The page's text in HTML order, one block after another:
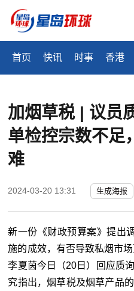
首页 快讯 时事 香港
加烟草税 | 议员
单检控宗数不足
难
2024-03-20 13:31 生成海报
新一份《财政预算案》提出
施的成效，有否导致私烟市
李夏茵今日（20日）回应质
究指出，烟草税及烟草产品